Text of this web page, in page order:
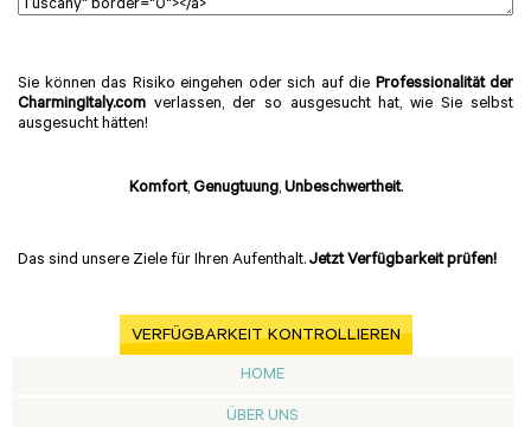
Sie können das Risiko eingehen oder sich auf die Professionalität der
CharmingItaly.com verlassen, der so ausgesucht hat, wie Sie selbst
ausgesucht hätten!
Komfort, Genugtuung, Unbeschwertheit.
Das sind unsere Ziele für Ihren Aufenthalt. Jetzt Verfügbarkeit prüfen!
VERFÜGBARKEIT KONTROLLIEREN
HOME
ÜBER UNS